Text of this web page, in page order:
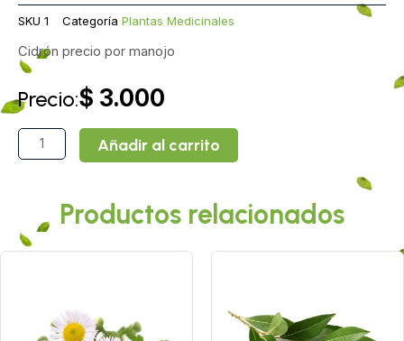
SKU 1 Categoría Plantas Medicinales
Cidrón precio por manojo
Precio:$ 3.000
Cidrón
cantidad
Añadir al carrito
Productos relacionados